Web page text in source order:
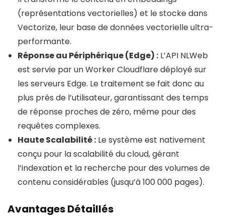
(représentations vectorielles) et le stocke dans
Vectorize, leur base de données vectorielle ultra-
performante.
Réponse au Périphérique (Edge) : L’API NLWeb
est servie par un Worker Cloudflare déployé sur
les serveurs Edge. Le traitement se fait donc au
plus près de l’utilisateur, garantissant des temps
de réponse proches de zéro, même pour des
requêtes complexes.
Haute Scalabilité : Le système est nativement
conçu pour la scalabilité du cloud, gérant
l’indexation et la recherche pour des volumes de
contenu considérables (jusqu’à 100 000 pages).
Avantages Détaillés